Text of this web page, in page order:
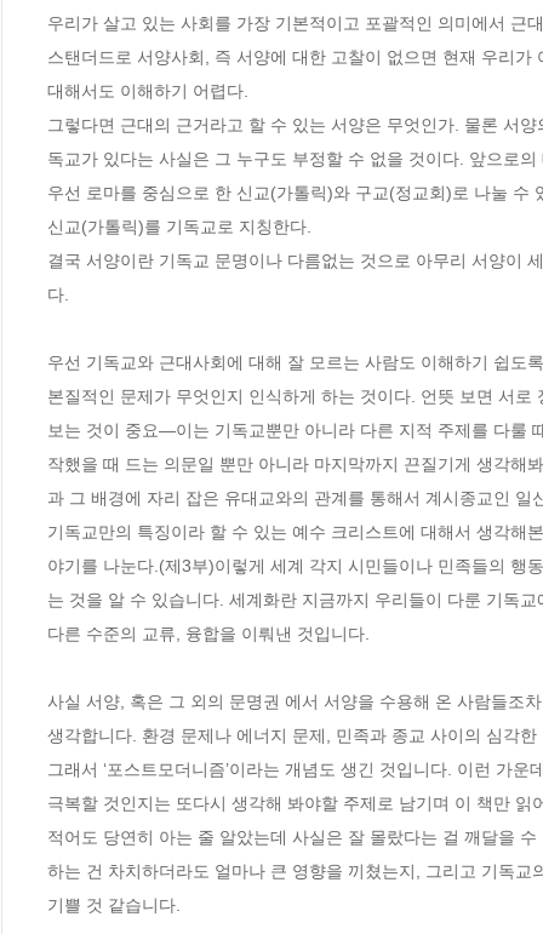
우리가 살고 있는 사회를 가장 기본적이고 포괄적인 의미에서 근
스탠더드로 서양사회, 즉 서양에 대한 고찰이 없으면 현재 우리
대해서도 이해하기 어렵다.
그렇다면 근대의 근거라고 할 수 있는 서양은 무엇인가. 물론 서
독교가 있다는 사실은 그 누구도 부정할 수 없을 것이다. 앞으로
우선 로마를 중심으로 한 신교(가톨릭)와 구교(정교회)로 나눌
신교(가톨릭)를 기독교로 지칭한다.
결국 서양이란 기독교 문명이나 다름없는 것으로 아무리 서양이
다.
우선 기독교와 근대사회에 대해 잘 모르는 사람도 이해하기 쉽도
본질적인 문제가 무엇인지 인식하게 하는 것이다. 언뜻 보면 서
보는 것이 중요―이는 기독교뿐만 아니라 다른 지적 주제를 다룰
작했을 때 드는 의문일 뿐만 아니라 마지막까지 끈질기게 생각해
과 그 배경에 자리 잡은 유대교와의 관계를 통해서 계시종교인
기독교만의 특징이라 할 수 있는 예수 크리스트에 대해서 생각
야기를 나눈다.(제3부)이렇게 세계 각지 시민들이나 민족들의 행
는 것을 알 수 있습니다. 세계화란 지금까지 우리들이 다룬 기독
다른 수준의 교류, 융합을 이뤄낸 것입니다.
사실 서양, 혹은 그 외의 문명권 에서 서양을 수용해 온 사람들조
생각합니다. 환경 문제나 에너지 문제, 민족과 종교 사이의 심각
그래서 ‘포스트모더니즘’이라는 개념도 생긴 것입니다. 이런 가
극복할 것인지는 또다시 생각해 봐야할 주제로 남기며 이 책만
적어도 당연히 아는 줄 알았는데 사실은 잘 몰랐다는 걸 깨달을
하는 건 차치하더라도 얼마나 큰 영향을 끼쳤는지, 그리고 기독
기쁠 것 같습니다.